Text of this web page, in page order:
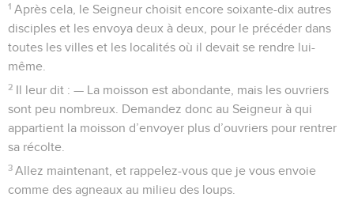
1 Après cela, le Seigneur choisit encore soixante-dix autres
disciples et les envoya deux à deux, pour le précéder dans
toutes les villes et les localités où il devait se rendre lui-
même.
2 Il leur dit : — La moisson est abondante, mais les ouvriers
sont peu nombreux. Demandez donc au Seigneur à qui
appartient la moisson d’envoyer plus d’ouvriers pour rentrer
sa récolte.
3 Allez maintenant, et rappelez-vous que je vous envoie
comme des agneaux au milieu des loups.